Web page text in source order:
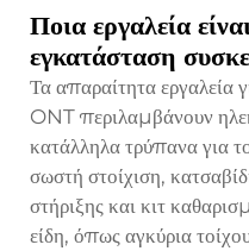
Ποια εργαλεία
εγκατάσταση
Τα απαραίτητα εργαλεία
ONT περιλαμβάνουν
κατάλληλα τρύπανα για
σωστή στοίχιση,
στήριξης και κιτ
είδη, όπως αγκύρια